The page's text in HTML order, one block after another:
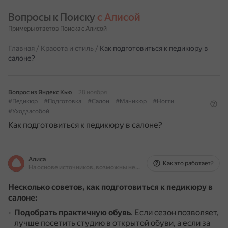
Вопросы к Поиску с Алисой
Примеры ответов Поиска с Алисой
Главная / Красота и стиль / Как подготовиться к педикюру в
салоне?
Вопрос из Яндекс Кью
28 ноября
#Педикюр
#Подготовка #Салон #Маникюр
#Ногти
#Уходзасобой
Как подготовиться к педикюру в салоне?
Алиса
На основе источников, возможны неточности
Как это работает?
Несколько советов, как подготовиться к педикюру в
салоне:
Подобрать практичную обувь. Если сезон позволяет,
лучше посетить студию в открытой обуви, а если за